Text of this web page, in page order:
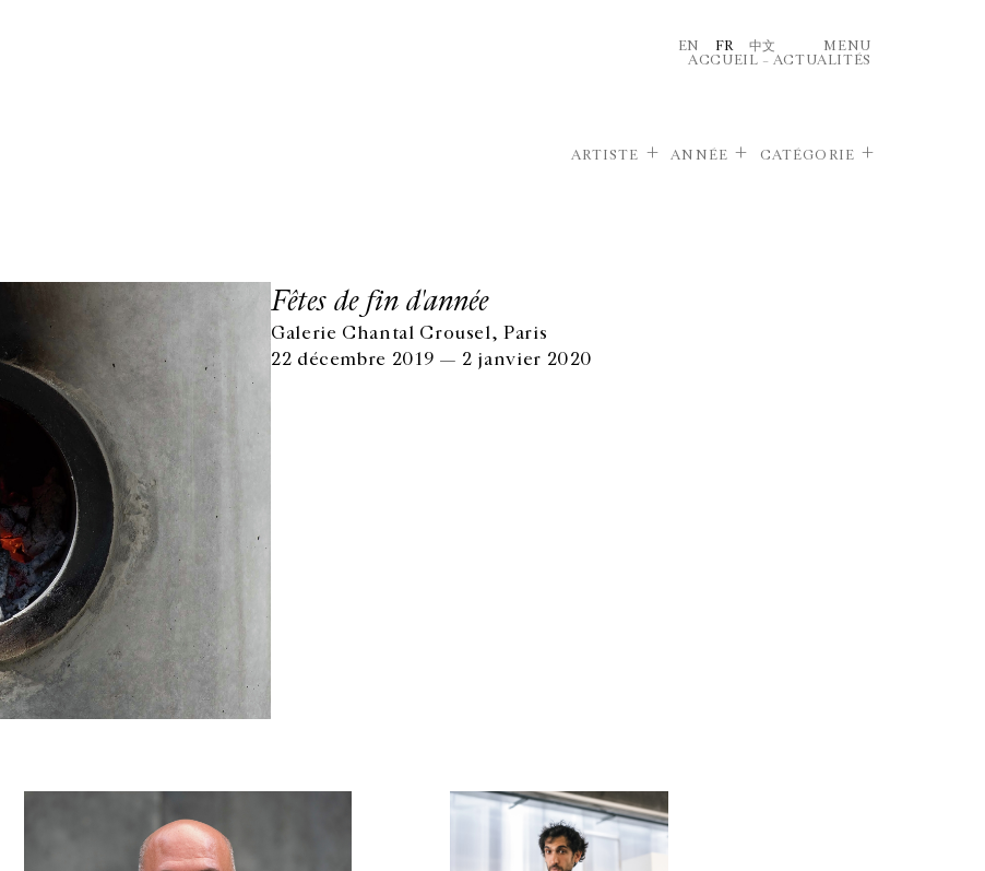
EN FR 中文
MENU
ACCUEIL – ACTUALITÉS
ARTISTE ANNÉE CATÉGORIE
Fêtes de fin d'année
Galerie Chantal Crousel, Paris
22 décembre 2019 — 2 janvier 2020